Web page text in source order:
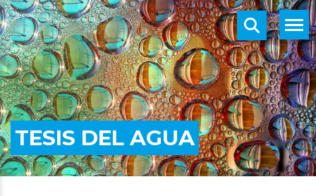
TESIS DEL AGUA